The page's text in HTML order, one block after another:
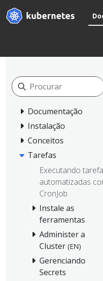
Documentação
Instalação
Conceitos
Tarefas
Executando
automatizadas
CronJob
Instale as
ferramentas
Administer a
Cluster (EN)
Gerenciando
Secrets